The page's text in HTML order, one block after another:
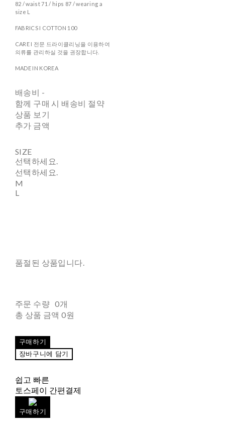
82 / waist 71 / hips 87 / wearing a
size L
FABRICS I COTTON 100
CARE I 전문 드라이클리닝을 이용하여
의류를 관리하실 것을 권장합니다.
MADE IN KOREA
배송비 -
함께 구매 시 배송비 절약
상품 보기
추가 금액
SIZE
선택하세요.
선택하세요.
M
L
품절된 상품입니다.
주문 수량 0개
총 상품 금액 0원
구매하기
장바구니에 담기
쉽고 빠른
토스페이 간편결제
구매하기